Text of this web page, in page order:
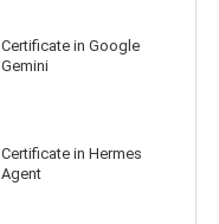
Certificate in Google
Gemini
Certificate in Hermes
Agent